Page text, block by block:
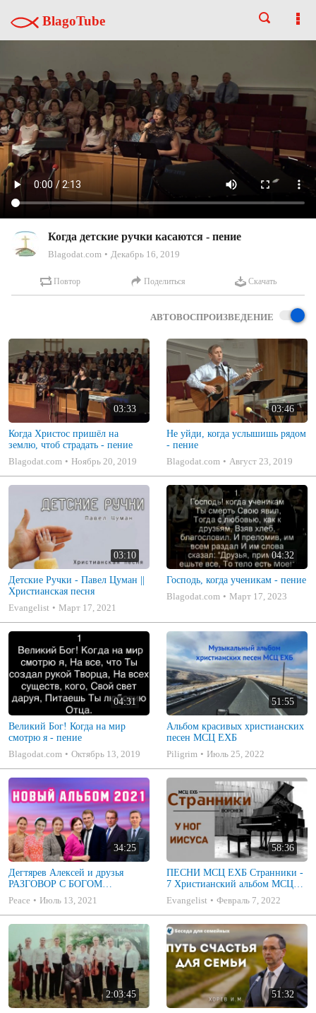
BlagoTube
Когда детские ручки касаются - пение
Blagodat.com Декабрь 16, 2019
Повтор Поделиться Скачать
АВТОВОСПРОИЗВЕДЕНИЕ
03:33
Когда Христос пришёл на
землю, чтоб страдать - пение
Blagodat.com
Ноябрь 20, 2019
03:46
Не уйди, когда услышишь рядом
- пение
Blagodat.com
Август 23, 2019
03:10
Детские Ручки - Павел Цуман ||
Христианская песня
Evangelist
Март 17, 2021
04:32
Господь, когда ученикам - пение
Blagodat.com
Март 17, 2023
04:31
Великий Бог! Когда на мир
смотрю я - пение
Blagodat.com
Октябрь 13, 2019
51:55
Альбом красивых христианских
песен МСЦ ЕХБ
Piligrim
Июль 25, 2022
34:25
Дегтярев Алексей и друзья
РАЗГОВОР С БОГОМ
Христианские песни МСЦ ЕХБ
2021 (7я)
Peace Июль 13, 2021
58:36
ПЕСНИ МСЦ ЕХБ Странники -
7 Христианский альбом МСЦ
ЕХБ
Evangelist Февраль 7, 2022
2:03:45 51:32